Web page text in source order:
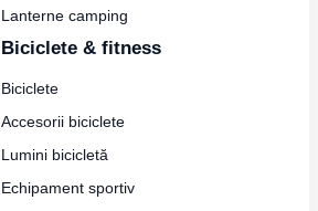
Lanterne camping
Biciclete & fitness
Biciclete
Accesorii biciclete
Lumini bicicletă
Echipament sportiv